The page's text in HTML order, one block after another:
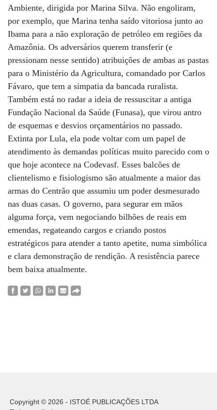
Ambiente, dirigida por Marina Silva. Não engoliram,
por exemplo, que Marina tenha saído vitoriosa junto ao
Ibama para a não exploração de petróleo em regiões da
Amazônia. Os adversários querem transferir (e
pressionam nesse sentido) atribuições de ambas as pastas
para o Ministério da Agricultura, comandado por Carlos
Fávaro, que tem a simpatia da bancada ruralista.
Também está no radar a ideia de ressuscitar a antiga
Fundação Nacional da Saúde (Funasa), que virou antro
de esquemas e desvios orçamentários no passado.
Extinta por Lula, ela pode voltar com um papel de
atendimento às demandas políticas muito parecido com o
que hoje acontece na Codevasf. Esses balcões de
clientelismo e fisiologismo são atualmente a maior das
armas do Centrão que assumiu um poder desmesurado
nas duas casas. O governo, para segurar em mãos
alguma força, vem negociando bilhões de reais em
emendas, regateando cargos e criando postos
estratégicos para atender a tanto apetite, numa simbólica
e clara demonstração de rendição. A resistência parece
bem baixa atualmente.
Copyright © 2026 - ISTOÉ PUBLICAÇÕES LTDA